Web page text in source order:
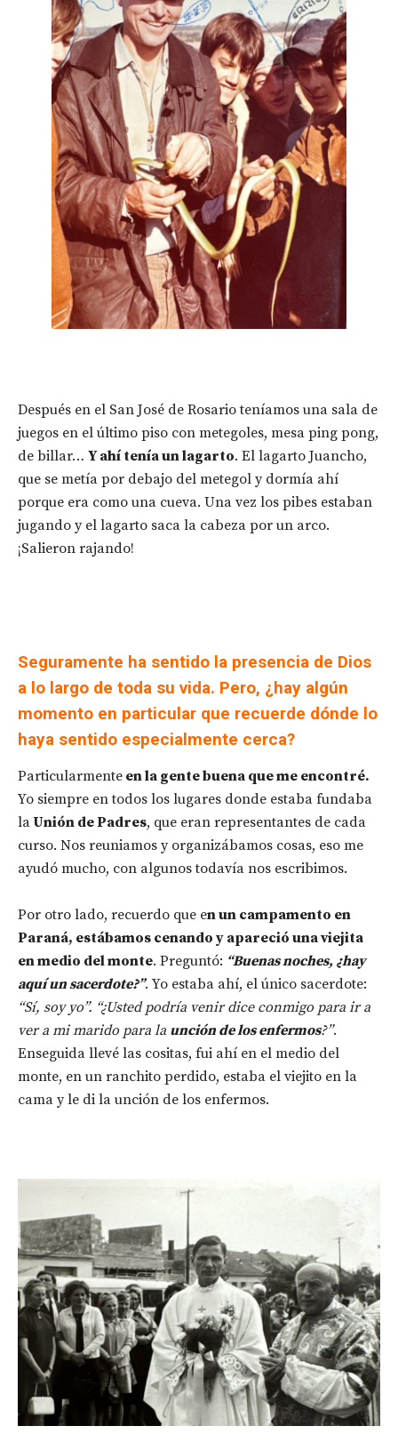
Después en el San José de Rosario teníamos una sala de
juegos en el último piso con metegoles, mesa ping pong,
de billar… Y ahí tenía un lagarto. El lagarto Juancho,
que se metía por debajo del metegol y dormía ahí
porque era como una cueva. Una vez los pibes estaban
jugando y el lagarto saca la cabeza por un arco.
¡Salieron rajando!
Seguramente ha sentido la presencia de Dios
a lo largo de toda su vida. Pero, ¿hay algún
momento en particular que recuerde dónde lo
haya sentido especialmente cerca?
Particularmente en la gente buena que me encontré.
Yo siempre en todos los lugares donde estaba fundaba
laUnión de Padres, que eran representantes de cada
curso. Nos reuniamos y organizábamos cosas, eso me
ayudó mucho, con algunos todavía nos escribimos.
Por otro lado, recuerdo que en un campamento en
Paraná, estábamos cenando y apareció una viejita
en medio del monte. Preguntó: “Buenas noches, ¿hay
aquí un sacerdote?”. Yo estaba ahí, el único sacerdote:
“Sí, soy yo”. “¿Usted podría venir dice conmigo para ir a
ver a mi marido para la unción de los enfermos?”.
Enseguida llevé las cositas, fui ahí en el medio del
monte, en un ranchito perdido, estaba el viejito en la
cama y le di la unción de los enfermos.